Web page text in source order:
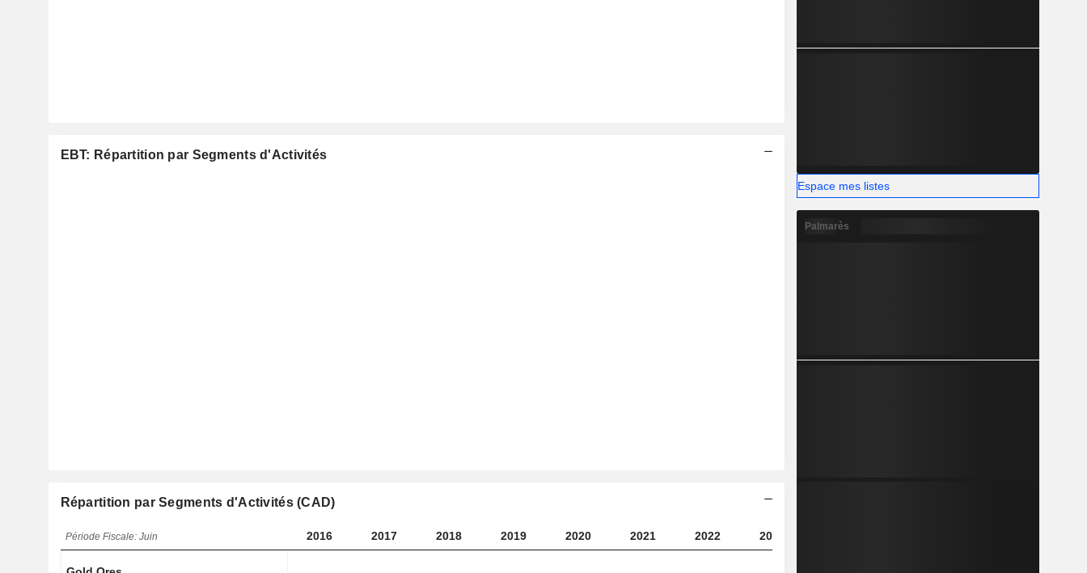
EBT: Répartition par Segments d'Activités
Répartition par Segments d'Activités (CAD)
Période Fiscale: Juin 2016 2017 2018 2019 2020 2021 2022 2023
Espace mes listes
Palmarès